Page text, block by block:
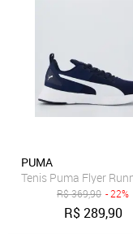
PUMA
Tenis Puma Flyer
R$369,90 - 22%
R$289,90